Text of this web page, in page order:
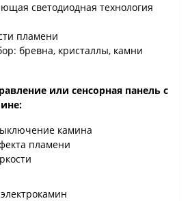
светодиодная технология
пламени
бревна, кристаллы, камни
или сенсорная панель с
камина
пламени